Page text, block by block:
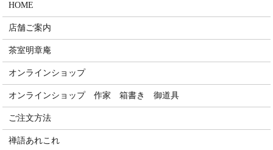
HOME
店舗ご案内
茶室明章庵
オンラインショップ
オンラインショップ 作家 箱書き 御道具
ご注文方法
禅語あれこれ